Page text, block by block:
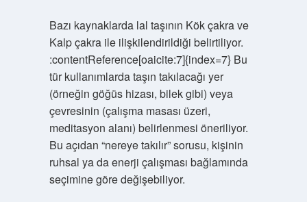
Bazı kaynaklarda lal taşının Kök çakra ve
Kalp çakra ile ilişkilendirildiği belirtiliyor.
:contentReference[oaicite:7]{index=7} Bu
tür kullanımlarda taşın takılacağı yer
(örneğin göğüs hizası, bilek gibi) veya
çevresinin (çalışma masası üzeri,
meditasyon alanı) belirlenmesi öneriliyor.
Bu açıdan “nereye takılır” sorusu, kişinin
ruhsal ya da enerji çalışması bağlamında
seçimine göre değişebiliyor.